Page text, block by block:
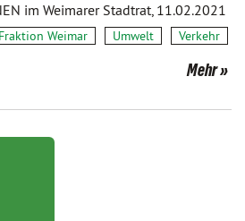
im Weimarer Stadtrat, 11.02.2021
Weimar Umwelt Verkehr
Mehr